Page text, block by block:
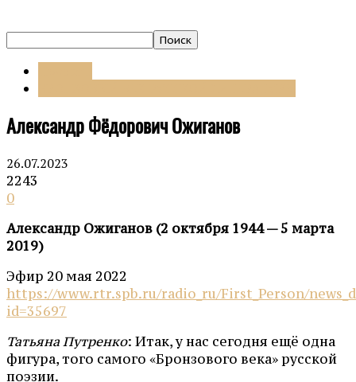
Александр Фёдорович Ожиганов
26.07.2023
2243
0
Александр Ожиганов (2 октября 1944 — 5 марта
2019)
Эфир 20 мая 2022
https://www.rtr.spb.ru/radio_ru/First_Person/
id=35697
Татьяна Путренко: Итак, у нас сегодня ещё одна
фигура, того самого «Бронзового века» русской
поэзии.